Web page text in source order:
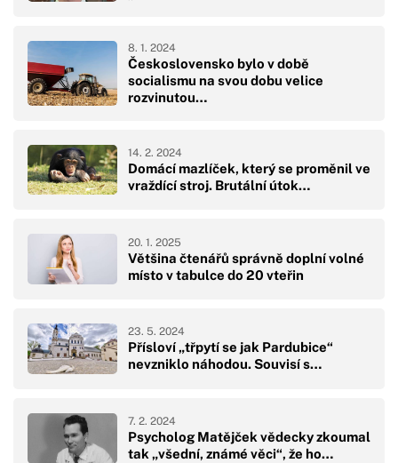
Československo bylo v době
socialismu na svou dobu velice
rozvinutou…
8. 1. 2024
Domácí mazlíček, který se proměnil ve
vraždící stroj. Brutální útok…
14. 2. 2024
Většina čtenářů správně doplní volné
místo v tabulce do 20 vteřin
20. 1. 2025
Přísloví „třpytí se jak Pardubice“
nevzniklo náhodou. Souvisí s…
23. 5. 2024
Psycholog Matějček vědecky zkoumal
tak „všední, známé věci“, že ho…
7. 2. 2024